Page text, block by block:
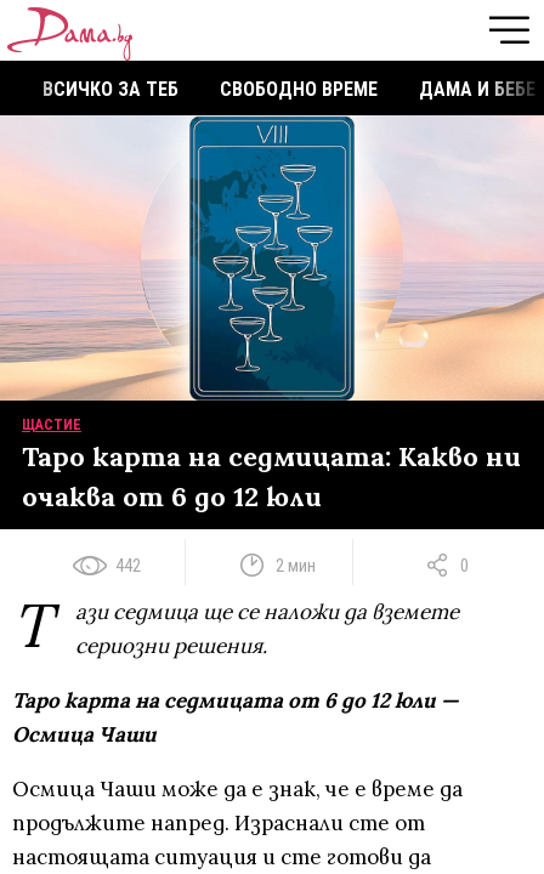
ВСИЧКО ЗА ТЕБ СВОБОДНО ВРЕМЕ ДАМА И БЕБЕ
ЩАСТИЕ
Таро карта на седмицата: Какво ни
очаква от 6 до 12 юли
442 2 мин 0
Т
ази седмица ще се наложи да вземете
сериозни решения.
Таро карта на седмицата от 6 до 12 юли —
Осмица Чаши
Осмица Чаши може да е знак, че е време да
продължите напред. Израснали сте от
настоящата ситуация и сте готови да